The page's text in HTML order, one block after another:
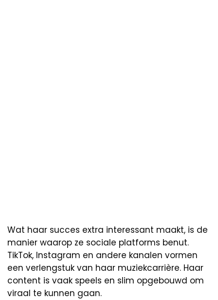
Wat haar succes extra interessant maakt, is de
manier waarop ze sociale platforms benut.
TikTok, Instagram en andere kanalen vormen
een verlengstuk van haar muziekcarrière. Haar
content is vaak speels en slim opgebouwd om
viraal te kunnen gaan.